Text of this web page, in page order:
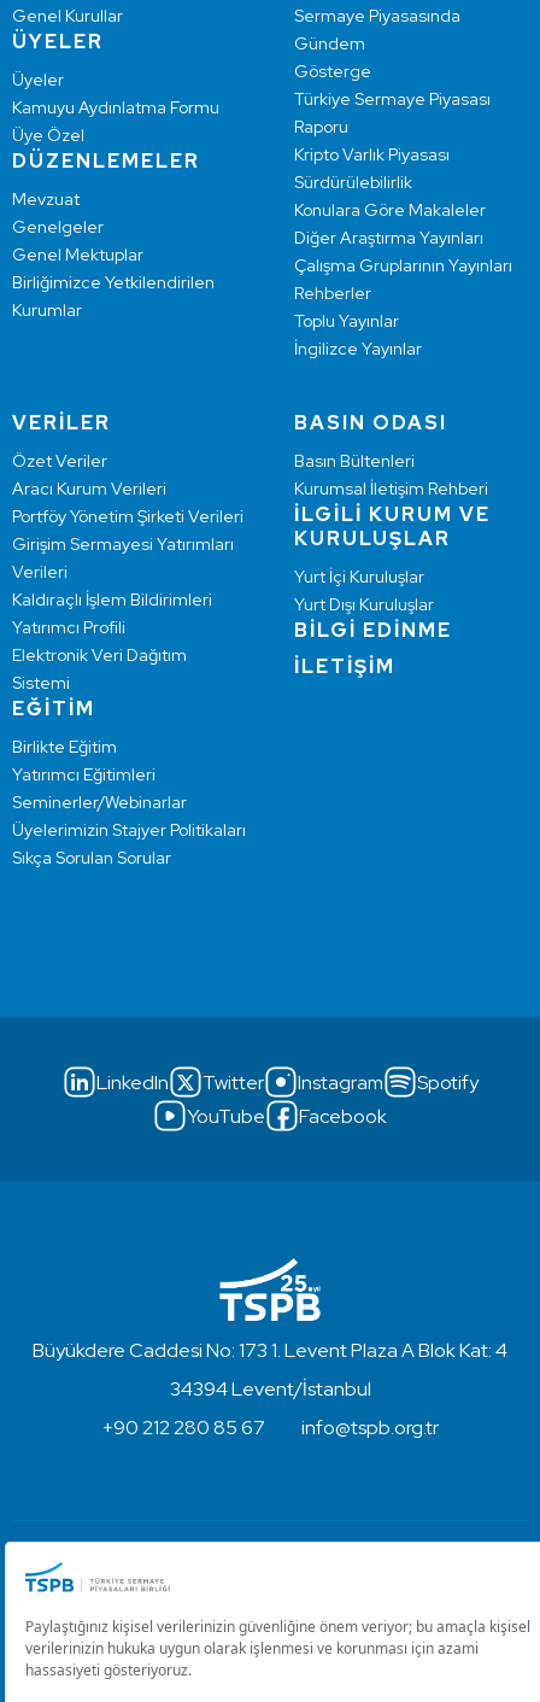
Genel Kurullar
ÜYELER
Üyeler
Kamuyu Aydınlatma Formu
Üye Özel
DÜZENLEMELER
Mevzuat
Genelgeler
Genel Mektuplar
Birliğimizce Yetkilendirilen
Kurumlar
Sermaye Piyasasında
Gündem
Gösterge
Türkiye Sermaye Piyasası
Raporu
Kripto Varlık Piyasası
Sürdürülebilirlik
Konulara Göre Makaleler
Diğer Araştırma Yayınları
Çalışma Gruplarının Yayınları
Rehberler
Toplu Yayınlar
İngilizce Yayınlar
VERİLER
Özet Veriler
Aracı Kurum Verileri
Portföy Yönetim Şirketi Verileri
Girişim Sermayesi Yatırımları
Verileri
Kaldıraçlı İşlem Bildirimleri
Yatırımcı Profili
Elektronik Veri Dağıtım
Sistemi
EĞİTİM
Birlikte Eğitim
Yatırımcı Eğitimleri
Seminerler/Webinarlar
Üyelerimizin Stajyer Politikaları
Sıkça Sorulan Sorular
BASIN ODASI
Basın Bültenleri
Kurumsal İletişim Rehberi
İLGİLİ KURUM VE
KURULUŞLAR
Yurt İçi Kuruluşlar
Yurt Dışı Kuruluşlar
BİLGİ EDİNME
İLETİŞİM
LinkedIn Twitter Instagram
Spotify
YouTube
Facebook
Büyükdere Caddesi No: 173 1. Levent Plaza A Blok Kat: 4
34394 Levent/İstanbul
+90 212 280 85 67
info@tspb.org.tr
Kullanım Koşulları ve Gizlilik
Çerez Ayarlarını Düzenle